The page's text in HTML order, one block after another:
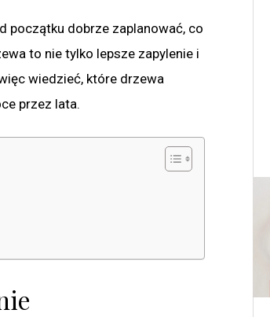
początku dobrze zaplanować, co
to nie tylko lepsze zapylenie i
wiedzieć, które drzewa
przez lata.